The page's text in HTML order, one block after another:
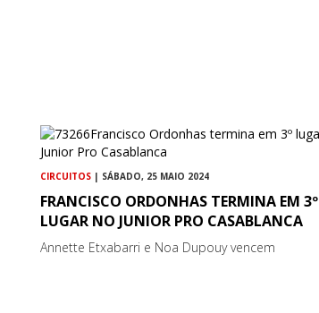
CIRCUITOS | SÁBADO, 25 MAIO 2024
FRANCISCO ORDONHAS TERMINA EM 3º
LUGAR NO JUNIOR PRO CASABLANCA
Annette Etxabarri e Noa Dupouy vencem